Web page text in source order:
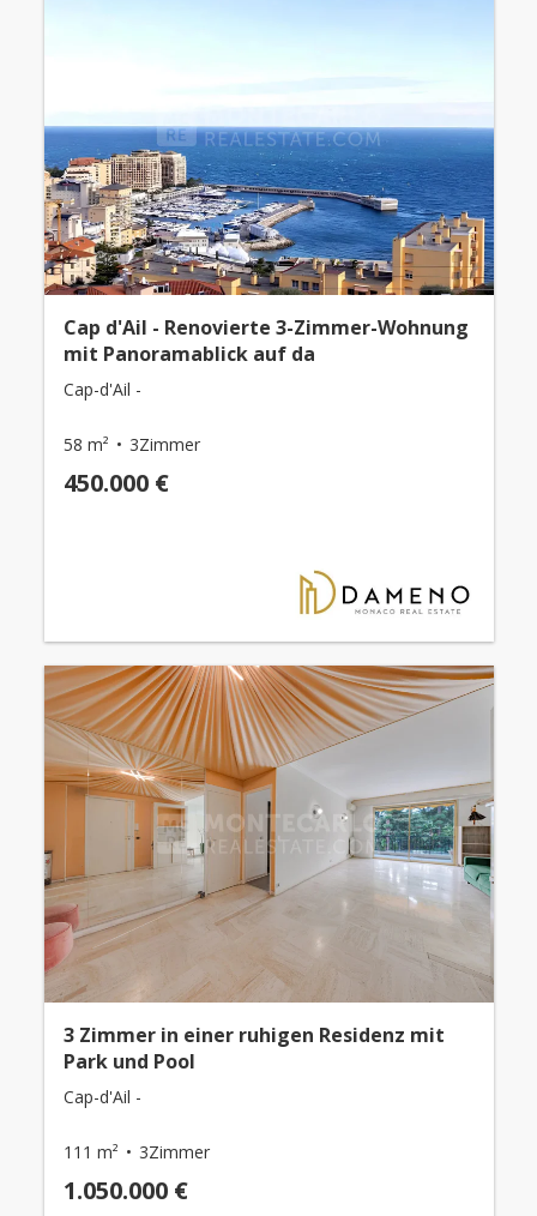
Cap d'Ail - Renovierte 3-Zimmer-Wohnung
mit Panoramablick auf da
Cap-d'Ail -
58 m² 3Zimmer
450.000 €
3 Zimmer in einer ruhigen Residenz mit
Park und Pool
Cap-d'Ail -
111 m² 3Zimmer
1.050.000 €